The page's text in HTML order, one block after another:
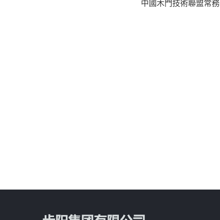
中國木門技術聯盟常